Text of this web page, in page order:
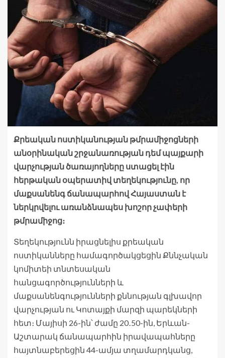
Քրեական ոստիկանության թմրամիջոցների
անօրինական շրջանառության դեմ պայքարի
վարչության ծառայողները ստացել էին
հերթական օպերատիվ տեղեկությունը, որ
մաքսանենգ ճանապարհով Հայաստան է
ներկրվելու առանձնապես խոշոր չափերի
թմրամիջոց։
Տեղեկությունն իրացնելիս քրեական
ոստիկանները համագործակցեցին Քննչական
կոմիտեի տնտեսական
հանցագործությունների և
մաքսանենգությունների քննության գլխավոր
վարչության ու Կոտայքի մարզի պարեկների
հետ։ Մայիսի 26-ին՝ ժամը 20․50-ին, Երևան-
Աշտարակ ճանապարհին իրավապահները
հայտնաբերեցին 44-ամյա տղամարդկանց,